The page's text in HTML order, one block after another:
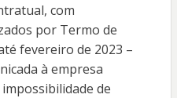
com
por Termo de
fevereiro de 2023 –
à empresa
de